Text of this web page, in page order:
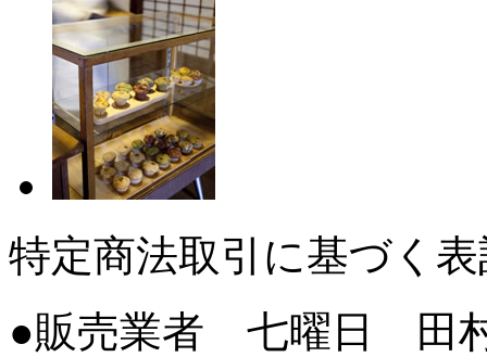
特定商法取引に基づく
●販売業者 七曜日 田